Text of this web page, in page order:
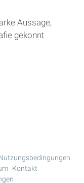
Aussage,
gekonnt
Kontakt